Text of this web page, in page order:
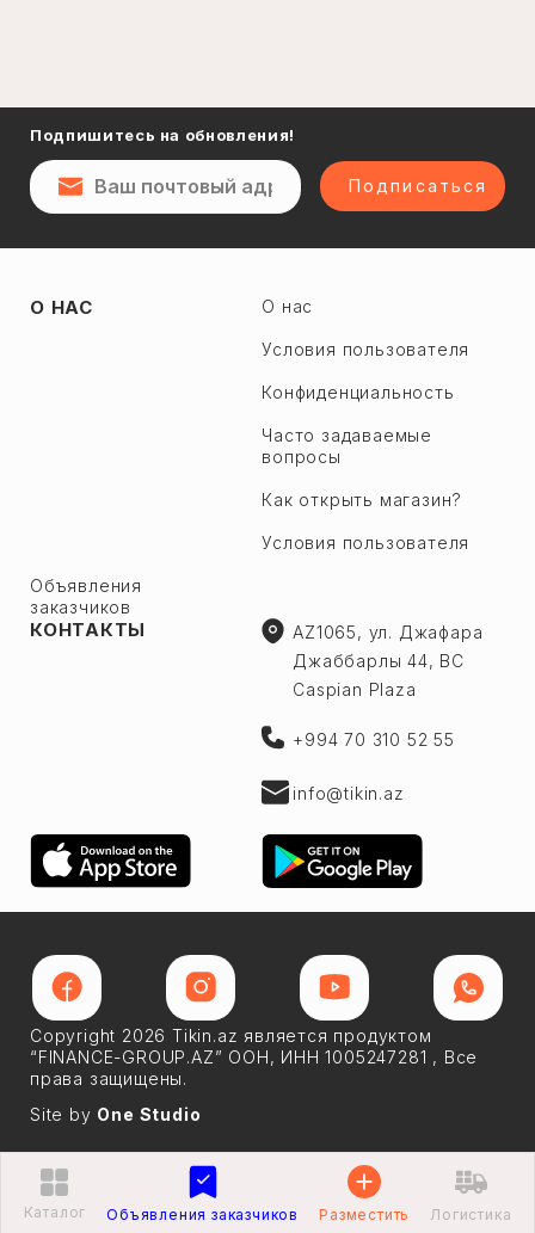
Каталог Объявления заказчиков Разместить Логистика
Подпишитесь на обновления!
Подписаться
О НАС О нас
Условия пользователя
Конфиденциальность
Часто задаваемые
вопросы
Как открыть магазин?
Условия пользователя
Объявления
заказчиков
КОНТАКТЫ
AZ1065, ул. Джафара
Джаббарлы 44, BC
Caspian Plaza
+994 70 310 52 55
info@tikin.az
Copyright 2026 Tikin.az является продуктом
“FINANCE-GROUP.AZ” ООН, ИНН 1005247281 , Все
права защищены.
Site by One Studio